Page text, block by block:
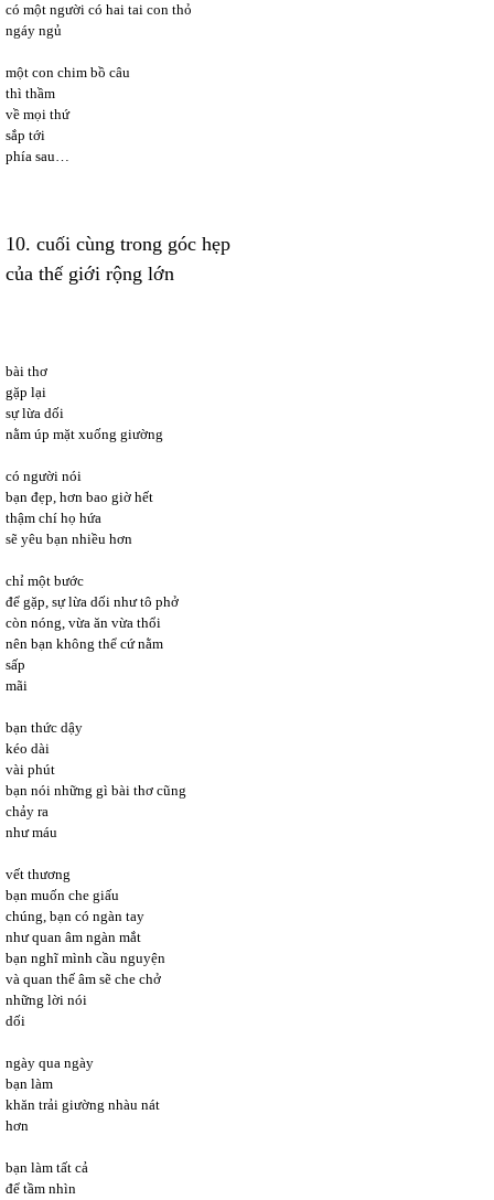
có một người có hai tai con thỏ
ngáy ngủ
một con chim bồ câu
thì thầm
về mọi thứ
sắp tới
phía sau…
10. cuối cùng trong góc hẹp
của thế giới rộng lớn
bài thơ
gặp lại
sự lừa dối
nằm úp mặt xuống giường
có người nói
bạn đẹp, hơn bao giờ hết
thậm chí họ hứa
sẽ yêu bạn nhiều hơn
chỉ một bước
để gặp, sự lừa dối như tô phở
còn nóng, vừa ăn vừa thổi
nên bạn không thể cứ nằm
sấp
mãi
bạn thức dậy
kéo dài
vài phút
bạn nói những gì bài thơ cũng
chảy ra
như máu
vết thương
bạn muốn che giấu
chúng, bạn có ngàn tay
như quan âm ngàn mắt
bạn nghĩ mình cầu nguyện
và quan thế âm sẽ che chở
những lời nói
dối
ngày qua ngày
bạn làm
khăn trải giường nhàu nát
hơn
bạn làm tất cả
để tầm nhìn